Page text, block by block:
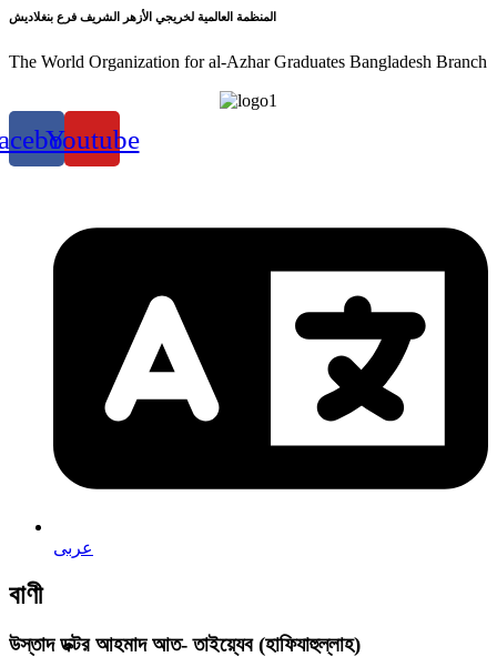
المنظمة العالمية لخريجي الأزهر الشريف فرع بنغلاديش
The World Organization for al-Azhar Graduates Bangladesh Branch
Youtube
عربى
বাণী
উস্তাদ ডক্টর আহমাদ আত- তাইয়্যেব (হাফিযাহুল্লাহ)